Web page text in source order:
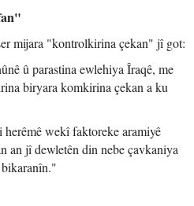
mijara "kontrolkirina çekan" jî got:
û parastina ewlehiya Îraqê, me
biryara komkirina çekan a ku
wekî faktoreke aramiyê
an jî dewletên din nebe çavkaniya